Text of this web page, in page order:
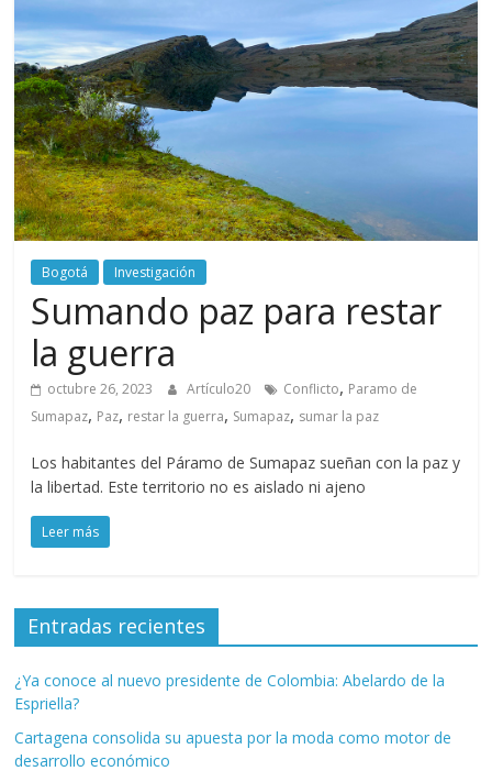
periodismo
digital
del
Politécnico
Grancolombiano
Bogotá Investigación
Sumando paz para restar
la guerra
octubre 26, 2023 Artículo20 Conflicto, Paramo de
Sumapaz, Paz, restar la guerra, Sumapaz, sumar la paz
Los habitantes del Páramo de Sumapaz sueñan con la paz y
la libertad. Este territorio no es aislado ni ajeno
Leer más
Entradas recientes
¿Ya conoce al nuevo presidente de Colombia: Abelardo de la
Espriella?
Cartagena consolida su apuesta por la moda como motor de
desarrollo económico